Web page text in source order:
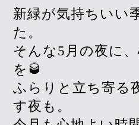
新緑が気持ちいい
た。
そんな5月の夜に
を🥃
ふらりと立ち寄る
す夜も。